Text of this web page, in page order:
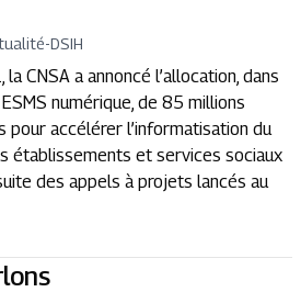
-DSIH
CNSA a annoncé l’allocation, dans
numérique, de 85 millions
pour accélérer l’informatisation du
établissements et services sociaux
des appels à projets lancés au